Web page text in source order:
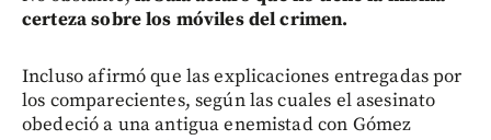
certeza sobre los móviles del crimen.
Incluso afirmó que las explicaciones entregadas por
los comparecientes, según las cuales el asesinato
obedeció a una antigua enemistad con Gómez